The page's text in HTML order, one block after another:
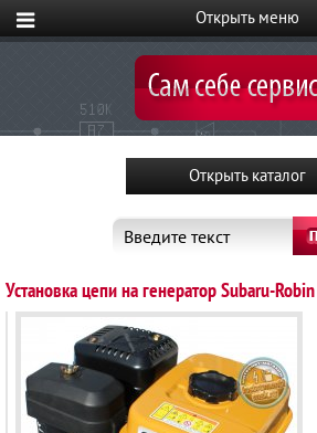
Введите текст
Установка цепи на генератор Subaru-